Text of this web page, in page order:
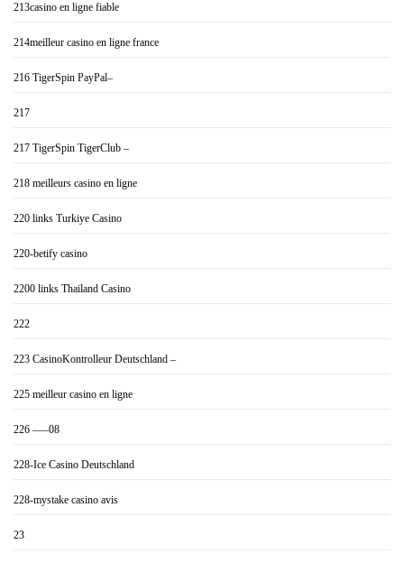
213casino en ligne fiable
214meilleur casino en ligne france
216 TigerSpin PayPal–
217
217 TigerSpin TigerClub –
218 meilleurs casino en ligne
220 links Turkiye Casino
220-betify casino
2200 links Thailand Casino
222
223 CasinoKontrolleur Deutschland –
225 meilleur casino en ligne
226 —–08
228-Ice Casino Deutschland
228-mystake casino avis
23